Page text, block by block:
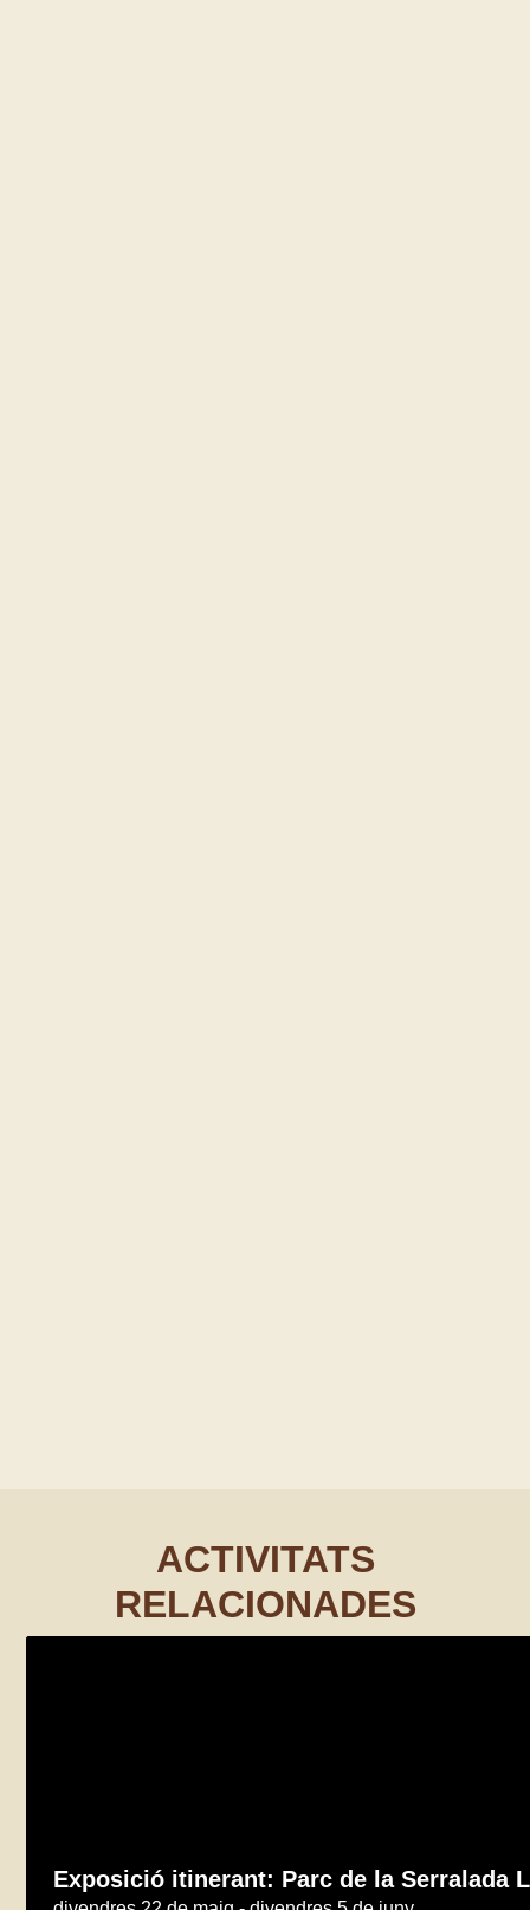
ACTIVITATS
RELACIONADES
Exposició itinerant: Parc de la Serralada